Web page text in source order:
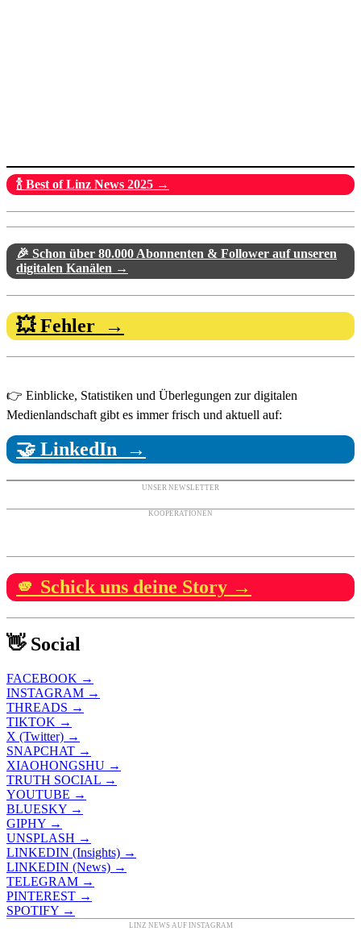
🍾 Best of Linz News 2025 →
🎉 Schon über 80.000 Abonnenten & Follower auf unseren
digitalen Kanälen →
💥 Fehler →
👉 Einblicke, Statistiken und Überlegungen zur digitalen
Medienlandschaft gibt es immer frisch und aktuell auf:
🤝 LinkedIn →
UNSER NEWSLETTER
KOOPERATIONEN
🫵 Schick uns deine Story →
👋 Social
FACEBOOK →
INSTAGRAM →
THREADS →
TIKTOK →
X (Twitter) →
SNAPCHAT →
XIAOHONGSHU →
TRUTH SOCIAL →
YOUTUBE →
BLUESKY →
GIPHY →
UNSPLASH →
LINKEDIN (Insights) →
LINKEDIN (News) →
TELEGRAM →
PINTEREST →
SPOTIFY →
LINZ NEWS AUF INSTAGRAM